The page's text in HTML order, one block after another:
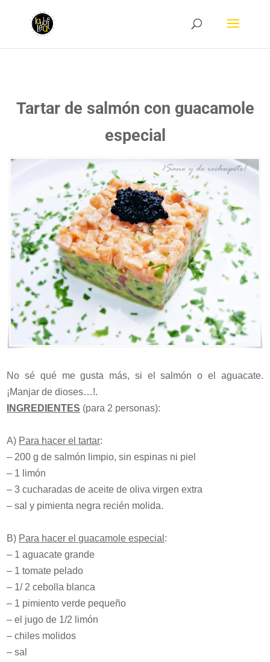
Tartar de salmón con guacamole
especial
No sé qué me gusta más, si el salmón o el aguacate.
¡Manjar de dioses…!.
INGREDIENTES (para 2 personas):
A) Para hacer el tartar:
– 200 g de salmón limpio, sin espinas ni piel
– 1 limón
– 3 cucharadas de aceite de oliva virgen extra
– sal y pimienta negra recién molida.
B) Para hacer el guacamole especial :
– 1 aguacate grande
– 1 tomate pelado
– 1/ 2 cebolla blanca
– 1 pimiento verde pequeño
– el jugo de 1/2 limón
– chiles molidos
– sal